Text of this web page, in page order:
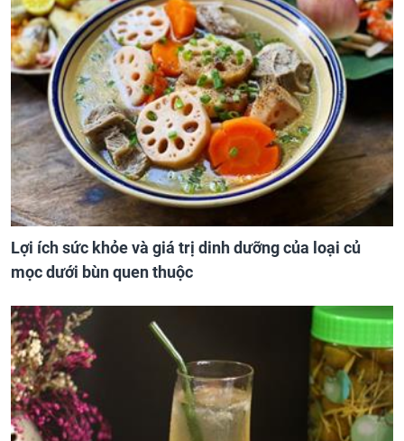
Lợi ích sức khỏe và giá trị dinh dưỡng của loại củ
mọc dưới bùn quen thuộc